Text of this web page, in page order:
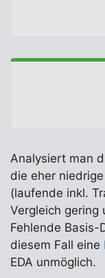
Analysiert man
die eher niedrige
(laufende inkl.
Vergleich
Fehlende Basis-
diesem Fall eine
EDA unmöglich.